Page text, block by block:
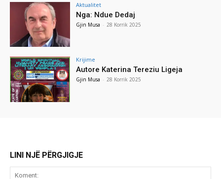
Aktualitet
Nga: Ndue Dedaj
Gjin Musa - 28 Korrik 2025
Krijime
Autore Katerina Tereziu Ligeja
Gjin Musa - 28 Korrik 2025
LINI NJË PËRGJIGJE